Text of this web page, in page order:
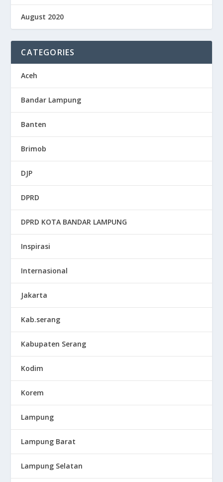
August 2020
CATEGORIES
Aceh
Bandar Lampung
Banten
Brimob
DJP
DPRD
DPRD KOTA BANDAR LAMPUNG
Inspirasi
Internasional
Jakarta
Kab.serang
Kabupaten Serang
Kodim
Korem
Lampung
Lampung Barat
Lampung Selatan